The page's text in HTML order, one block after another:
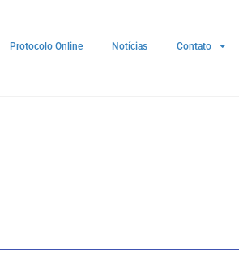
Protocolo Online Notícias Contato